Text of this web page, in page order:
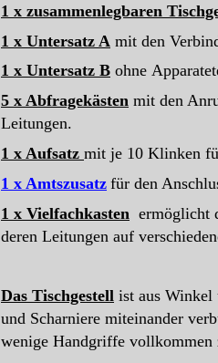
1 x zusammenlegbaren
1 x Untersatz A mit den
1 x Untersatz B ohne
5 x Abfragekästen mit den
Leitungen.
1 x Aufsatz mit je 10 Klinken
1 x Amtszusatz für den
1 x Vielfachkasten ermöglicht
deren Leitungen auf
Das Tischgestell ist aus Winkel
und Scharniere miteinander
wenige Handgriffe vollkommen